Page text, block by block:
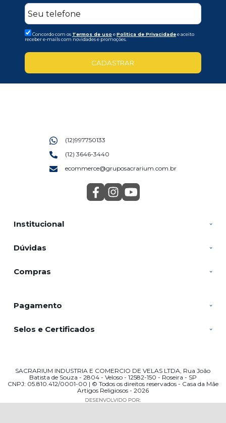
Concordo com os Termos de uso ePolitica de Privacidadee aceito
receber e-mails com novidades e promoções.
CADASTRAR
Institucional
Dúvidas
Compras
(12)997750133
(12) 3646-3440
ecommerce@gruposacrarium.com.br
Pagamento
Selos e Certificados
SACRARIUM INDUSTRIA E COMERCIO DE VELAS LTDA, Rua João
Batista de Souza - 2804 - Veloso - 12582-150 - Roseira - SP
CNPJ: 05.810.412/0001-00 | © Todos os direitos reservados - Casa da Mãe
Artigos Religiosos - 2026